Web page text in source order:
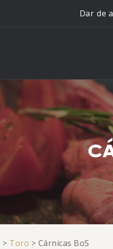
Dar de
> Toro > Cárnicas BoS